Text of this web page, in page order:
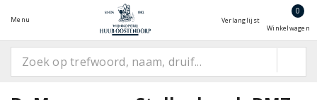
Menu Verlanglijst
0
Winkelwagen